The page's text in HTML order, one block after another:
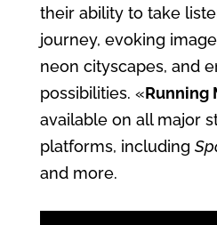
their ability to take
journey, evoking
neon cityscapes, and
possibilities. «Running
available on all major
platforms, including
and more.